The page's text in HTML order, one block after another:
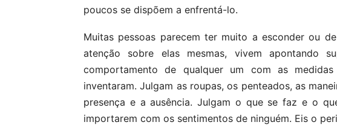
poucos se dispõem a enfrentá-lo.
Muitas pessoas parecem ter muito a esconder ou
atenção sobre elas mesmas, vivem apontando
comportamento de qualquer um com as
inventaram. Julgam as roupas, os penteados, as
presença e a ausência. Julgam o que se faz e o
importarem com os sentimentos de ninguém. Eis o